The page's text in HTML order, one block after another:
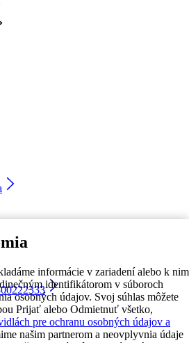
informácie v zariadení alebo k nim
identifikátorom v súboroch
osobných údajov. Svoj súhlas môžete
Prijať alebo Odmietnuť všetko,
pre ochranu osobných údajov a
našim partnerom a neovplyvnia údaje